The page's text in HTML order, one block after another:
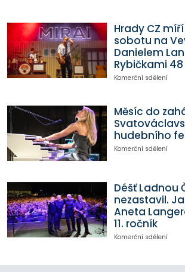
Hrady CZ
sobotu na
Danielem
Rybičkami 48
Komerční sdělení
Měsíc do
hudebního
Komerční sdělení
Déšť Ladnou
nezastavil.
Aneta
11. ročník
Komerční sdělení